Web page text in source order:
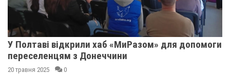
У Полтаві відкрили хаб «МиРазом» для допомоги
переселенцям з Донеччини
20 травня 2025 0